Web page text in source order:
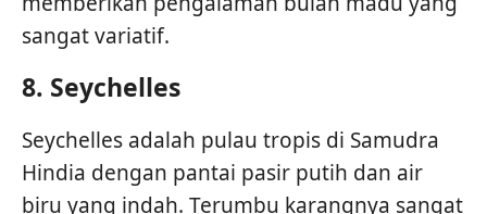
sangat variatif.
8. Seychelles
Seychelles adalah pulau tropis di Samudra
Hindia dengan pantai pasir putih dan air
biru yang indah. Terumbu karangnya sangat